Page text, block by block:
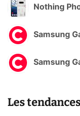
Nothing
Samsung
Samsung
Les tendances